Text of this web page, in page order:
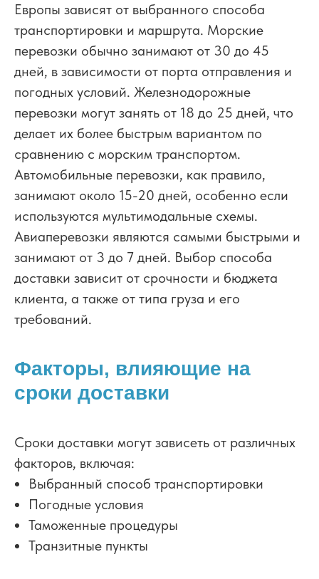
Европы зависят от выбранного способа
транспортировки и маршрута. Морские
перевозки обычно занимают от 30 до 45
дней, в зависимости от порта отправления и
погодных условий. Железнодорожные
перевозки могут занять от 18 до 25 дней, что
делает их более быстрым вариантом по
сравнению с морским транспортом.
Автомобильные перевозки, как правило,
занимают около 15-20 дней, особенно если
используются мультимодальные схемы.
Авиаперевозки являются самыми быстрыми и
занимают от 3 до 7 дней. Выбор способа
доставки зависит от срочности и бюджета
клиента, а также от типа груза и его
требований.
Факторы, влияющие на
сроки доставки
Сроки доставки могут зависеть от различных
факторов, включая:
Выбранный способ транспортировки
Погодные условия
Таможенные процедуры
Транзитные пункты